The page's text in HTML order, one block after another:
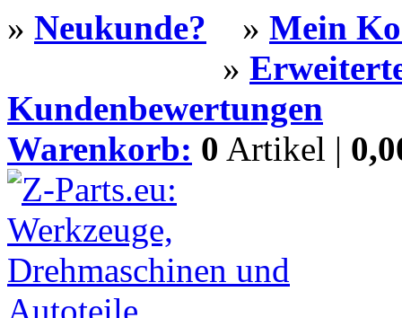
» Neukunde? » Mein
»
Kundenbewertungen
Warenkorb: 0 Artikel |